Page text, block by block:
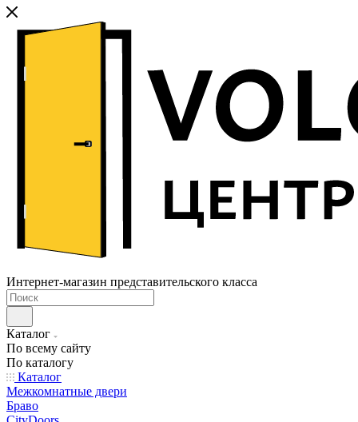
Интернет-магазин представительского класса
Каталог
По всему сайту
По каталогу
Каталог
Межкомнатные двери
Браво